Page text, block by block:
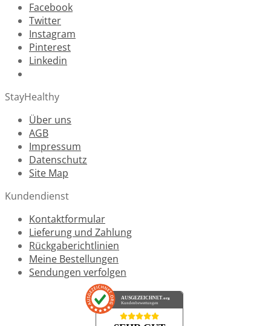
Facebook
Twitter
Instagram
Pinterest
Linkedin
StayHealthy
Über uns
AGB
Impressum
Datenschutz
Site Map
Kundendienst
Kontaktformular
Lieferung und Zahlung
Rückgaberichtlinien
Meine Bestellungen
Sendungen verfolgen
AUSGEZEICHNET .org
Kundenbewertungen